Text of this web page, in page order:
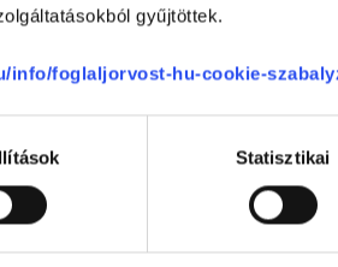
gyűjtöttek.
info/foglaljorvost-hu-cookie-
Statisztikai
Dr. Fedina Laura
Nőgyógyász
Budapest, VI. kerület, Andrássy út 46
Árlista Adatlap